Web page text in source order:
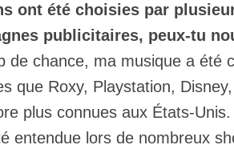
ont été choisies par
publicitaires, peux-tu
de chance, ma musique a été
que Roxy, Playstation,
plus connues aux États-
entendue lors de nombreux